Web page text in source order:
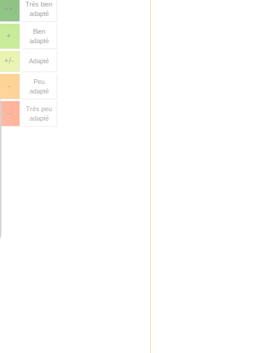
++
Très bien
adapté
+
Bien
adapté
+/- Adapté
-
Peu
adapté
--
Très peu
adapté